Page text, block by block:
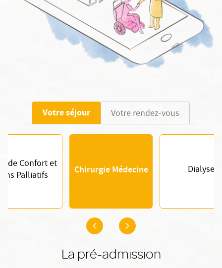
Votre séjour Votre rendez-vous
Chirurgie Médecine Dialyse
de Confort et
Palliatifs
La pré-admission